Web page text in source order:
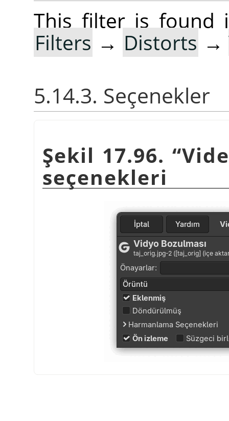
This filter is found
Filters → Distorts →
5.14.3. Seçenekler
Şekil 17.96. “
seçenekleri